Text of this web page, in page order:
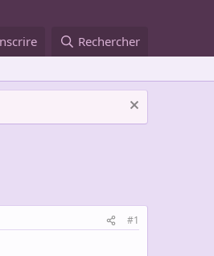
Rechercher
#1